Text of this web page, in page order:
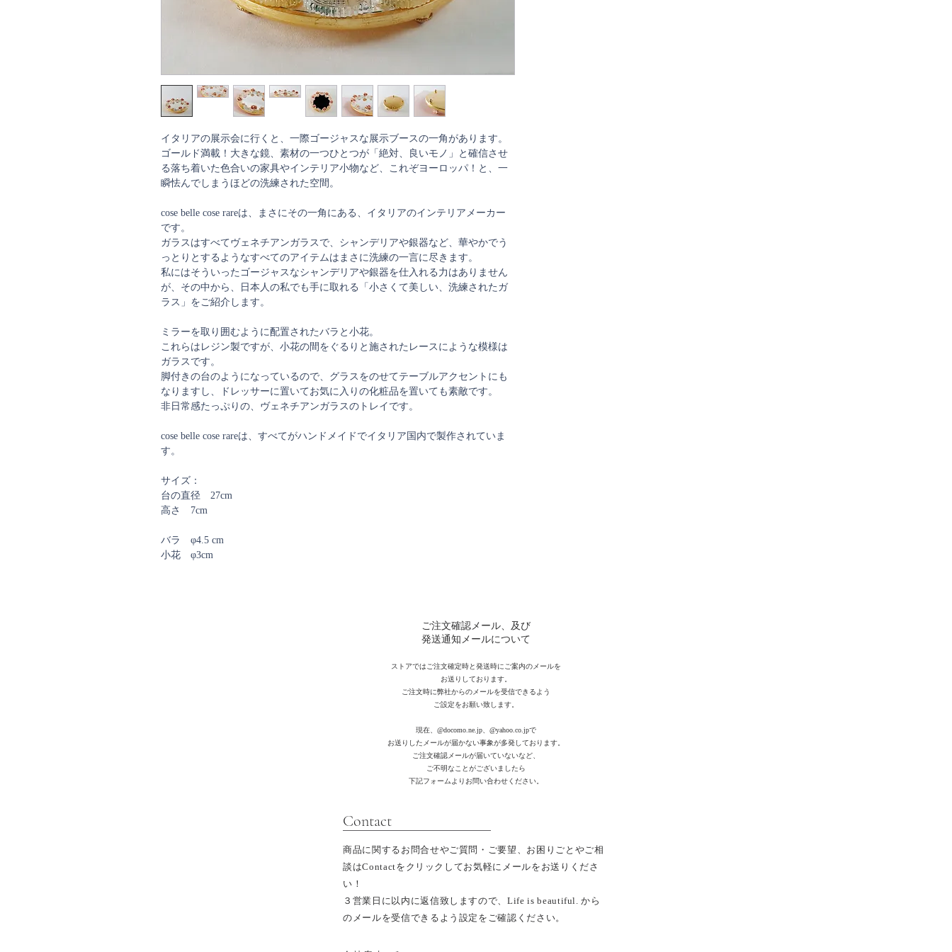
イタリアの展示会に行くと、一際ゴージャスな展示ブースの一角があります。
ゴールド満載！大きな鏡、素材の一つひとつが「絶対、良いモノ」と確信させ
る落ち着いた色合いの家具やインテリア小物など、これぞヨーロッパ！と、一
瞬怯んでしまうほどの洗練された空間。
cose belle cose rareは、まさにその一角にある、イタリアのインテリアメーカー
です。
ガラスはすべてヴェネチアンガラスで、シャンデリアや銀器など、華やかでう
っとりとするようなすべてのアイテムはまさに洗練の一言に尽きます。
私にはそういったゴージャスなシャンデリアや銀器を仕入れる力はありません
が、その中から、日本人の私でも手に取れる「小さくて美しい、洗練されたガ
ラス」をご紹介します。
ミラーを取り囲むように配置されたバラと小花。
これらはレジン製ですが、小花の間をぐるりと施されたレースにような模様は
ガラスです。
脚付きの台のようになっているので、グラスをのせてテーブルアクセントにも
なりますし、ドレッサーに置いてお気に入りの化粧品を置いても素敵です。
非日常感たっぷりの、ヴェネチアンガラスのトレイです。
cose belle cose rareは、すべてがハンドメイドでイタリア国内で製作されていま
す。
サイズ：
台の直径 27cm
高さ 7cm
バラ φ4.5 cm
小花 φ3cm
ご注文確認メール、及び
発送通知メールについて
ストアではご注文確定時と発送時にご案内のメールを
お送りしております。
ご注文時に弊社からのメールを受信できるよう
ご設定をお願い致します。
現在、 @docomo.ne.jp、@yahoo.co.jpで
お送りしたメールが届かない事象が多発しております。
ご注文確認メールが届いていないなど、
ご不明なことがございましたら
下記フォームよりお問い合わせください。
​Contact
商品に関するお問合せやご質問・ご要望、お困りごとやご相
談はContactをクリックしてお気軽にメールをお送りくださ
い！
３営業日に以内 に返信致しますので、Life is beautiful. から
のメールを受信できるよう設定を ご確認ください。